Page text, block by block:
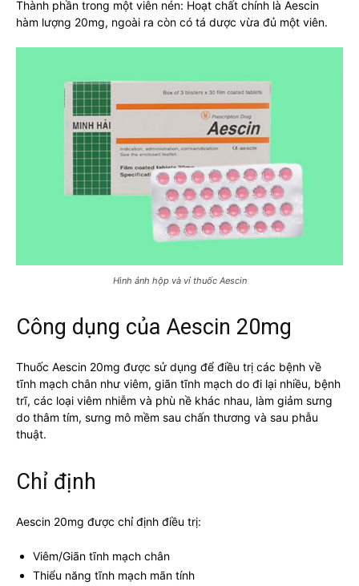
Thành phần trong một viên nén: Hoạt chất chính là Aescin
hàm lượng 20mg, ngoài ra còn có tá dược vừa đủ một viên.
Hình ảnh hộp và vỉ thuốc Aescin
Công dụng của Aescin 20mg
Thuốc Aescin 20mg được sử dụng để điều trị các bệnh về
tĩnh mạch chân như viêm, giãn tĩnh mạch do đi lại nhiều, bệnh
trĩ, các loại viêm nhiễm và phù nề khác nhau, làm giảm sưng
do thâm tím, sưng mô mềm sau chấn thương và sau phẫu
thuật.
Chỉ định
Aescin 20mg được chỉ định điều trị:
Viêm/Giãn tĩnh mạch chân
Thiểu năng tĩnh mạch mãn tính